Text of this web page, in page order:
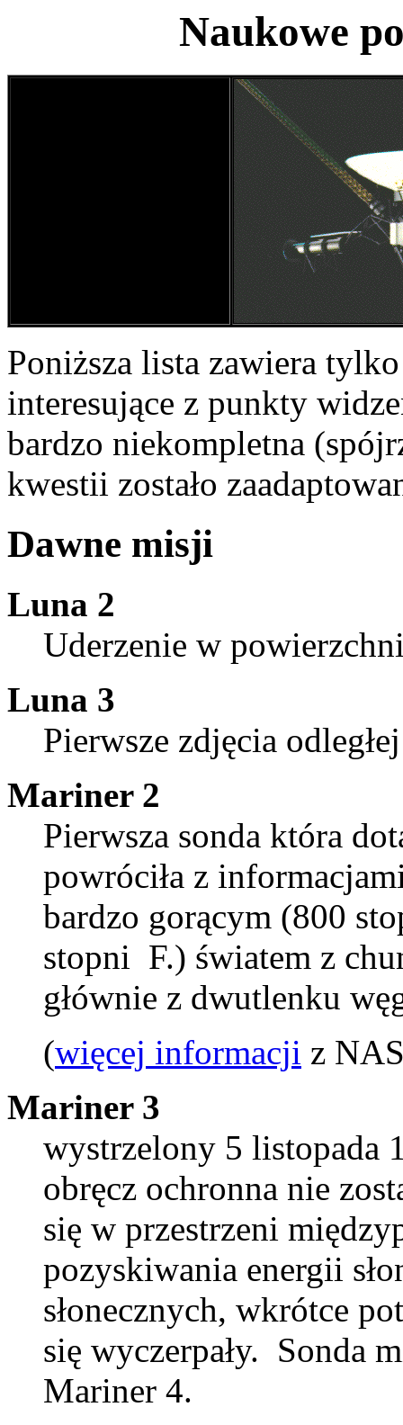
Naukowe
Poniższa lista zawiera
interesujące z punkty
bardzo niekompletna
kwestii zostało
Dawne misji
Luna 2
Uderzenie w
Luna 3
Pierwsze zdjęcia
Mariner 2
Pierwsza sonda która
powróciła z
bardzo gorącym (800
stopni F.) światem z
głównie z dwutlenku
(więcej informacji z
Mariner 3
wystrzelony 5 listopada
obręcz ochronna nie
się w przestrzeni
pozyskiwania energii
słonecznych, wkrótce
się wyczerpały. Sonda
Mariner 4.